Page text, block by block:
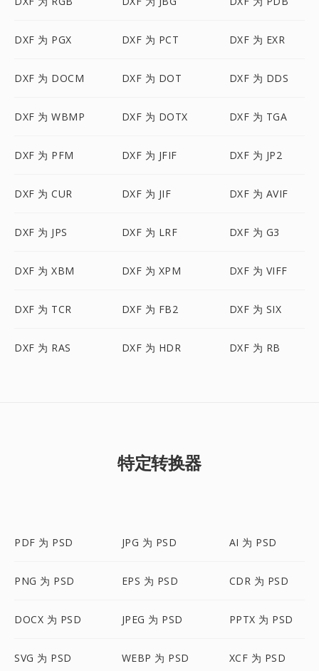
DXF 为 PGX DXF 为 PCT DXF 为 EXR
DXF 为 DOCM DXF 为 DOT DXF 为 DDS
DXF 为 WBMP DXF 为 DOTX DXF 为 TGA
DXF 为 PFM DXF 为 JFIF DXF 为 JP2
DXF 为 CUR DXF 为 JIF DXF 为 AVIF
DXF 为 JPS DXF 为 LRF DXF 为 G3
DXF 为 XBM DXF 为 XPM DXF 为 VIFF
DXF 为 TCR DXF 为 FB2 DXF 为 SIX
DXF 为 RAS DXF 为 HDR DXF 为 RB
特定转换器
PDF 为 PSD JPG 为 PSD AI 为 PSD
PNG 为 PSD EPS 为 PSD CDR 为 PSD
DOCX 为 PSD JPEG 为 PSD PPTX 为 PSD
SVG 为 PSD WEBP 为 PSD XCF 为 PSD